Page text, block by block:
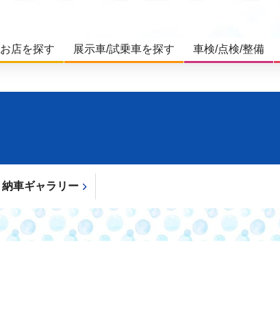
お店を探す 展示車/試乗車を探す 車検/点検/整備
納車ギャラリー